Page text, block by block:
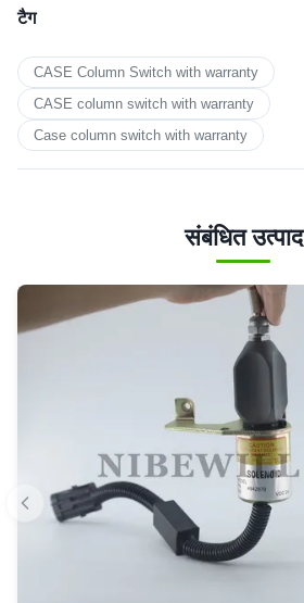
टैग
CASE Column Switch with warranty
CASE column switch with warranty
Case column switch with warranty
संबंधित उत्पाद